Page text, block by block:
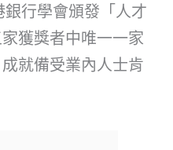
行學會頒發「人才
獲獎者中唯一一家
就備受業內人士肯